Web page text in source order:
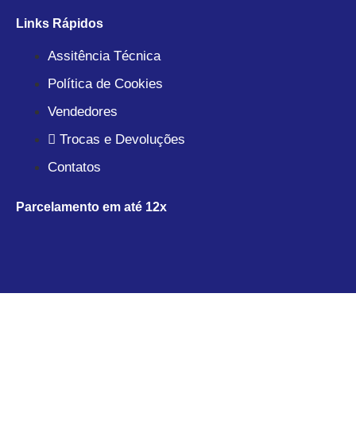
Links Rápidos
Assitência Técnica
Política de Cookies
Vendedores
Trocas e Devoluções
Contatos
Parcelamento em até 12x